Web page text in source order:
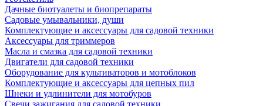
Дачные биотуалеты и биопрепараты
Садовые умывальники, души
Комплектующие и аксессуары для садовой техники
Аксессуары для триммеров
Масла и смазка для садовой техники
Двигатели для садовой техники
Оборудование для культиваторов и мотоблоков
Комплектующие и аксессуары для цепных пил
Шнеки и удлинители для мотобуров
Свечи зажигания для садовой техники